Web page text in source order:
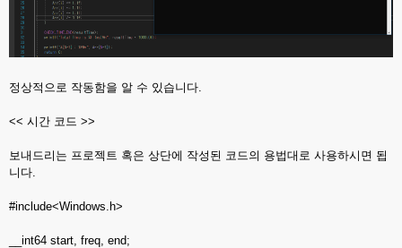
정상적으로 작동함을 알 수 있습니다.
<< 시간 코드 >>
보내드리는 프로젝트 혹은 상단에 작성된 코드의 용법대로 사용하시면 됩
니다.
#include<Windows.h>
__int64 start, freq, end;